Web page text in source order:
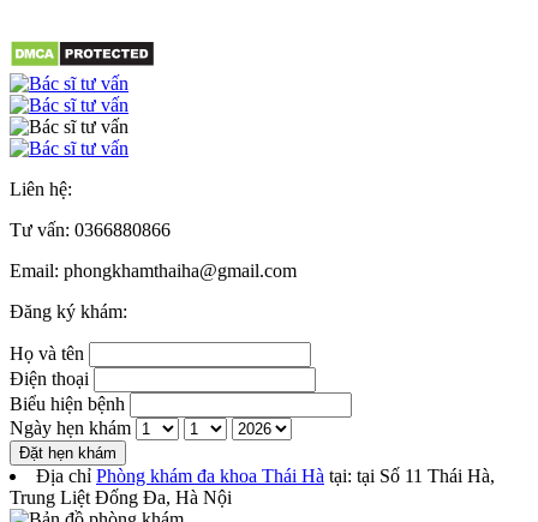
Liên hệ:
Tư vấn: 0366880866
Email: phongkhamthaiha@gmail.com
Đăng ký khám:
Họ và tên
Điện thoại
Biểu hiện bệnh
Ngày hẹn khám
Đặt hẹn khám
Địa chỉ Phòng khám đa khoa Thái Hà tại: tại Số 11 Thái Hà,
Trung Liệt Đống Đa, Hà Nội